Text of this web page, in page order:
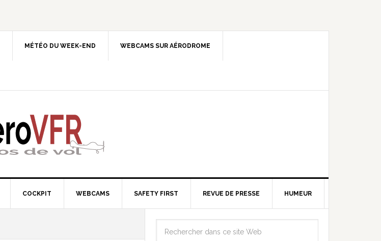
MÉTÉO DU WEEK-END WEBCAMS SUR AÉRODROME
COCKPIT WEBCAMS SAFETY FIRST REVUE DE PRESSE HUMEUR